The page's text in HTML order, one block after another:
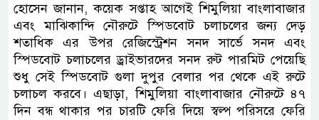
হোসেন জানান, কয়েক সপ্তাহ আগেই শিমুলিয়া বাংলাবাজার
এবং মাঝিকান্দি নৌরুটে স্পিডবোট চলাচলের জন্য দেড়
শতাধিক এর উপর রেজিস্ট্রেশন সনদ সার্ভে সনদ এবং
স্পিডবোট চলাচলের ড্রাইভারদের সনদ রুট পারমিট পেয়েছি
শুধু সেই স্পিডবোট গুলা দুপুর বেলার পর থেকে এই রুটে
চলাচল করবে। এছাড়া, শিমুলিয়া বাংলাবাজার নৌরুটে ৪৭
দিন বন্ধ থাকার পর চারটি ফেরি দিয়ে স্বল্প পরিসরে ফেরি